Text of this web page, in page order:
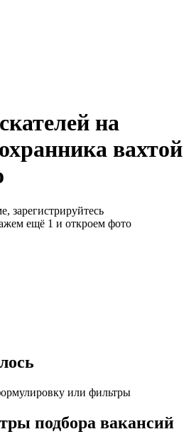
на
вахтой
зарегистрируйтесь
ещё 1 и откроем фото
или фильтры
подбора вакансий